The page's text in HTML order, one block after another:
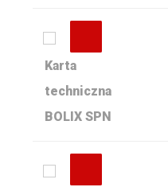
AKTUALNOŚCI
STREFA BOLIX
DO POBRANIA
NASZE MARKI
Karta
techniczna
BOLIX SPN